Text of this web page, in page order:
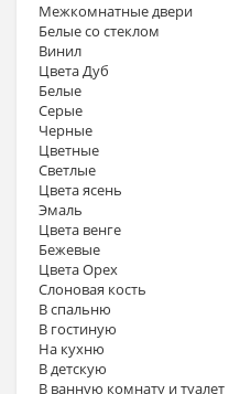
Межкомнатные двери
Белые со стеклом
Винил
Цвета Дуб
Белые
Серые
Черные
Цветные
Светлые
Цвета ясень
Эмаль
Цвета венге
Бежевые
Цвета Орех
Слоновая кость
В спальню
В гостиную
На кухню
В детскую
В ванную комнату и туалет